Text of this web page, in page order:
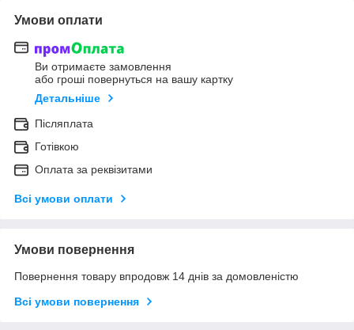
Умови оплати
Ви отримаєте замовлення
або гроші повернуться на вашу картку
Детальніше
Післяплата
Готівкою
Оплата за реквізитами
Всі умови оплати
Умови повернення
Повернення товару впродовж 14 днів за домовленістю
Всі умови повернення